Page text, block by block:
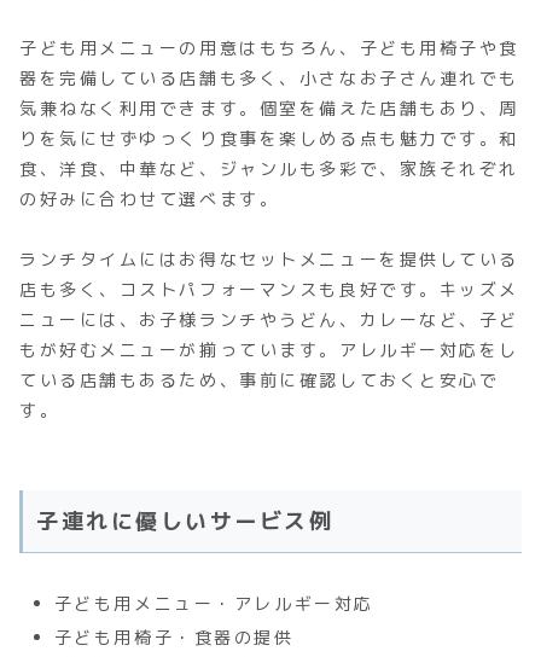
子ども用メニューの用意はもちろん、子ども用椅子や食
器を完備している店舗も多く、小さなお子さん連れでも
気兼ねなく利用できます。個室を備えた店舗もあり、周
りを気にせずゆっくり食事を楽しめる点も魅力です。和
食、洋食、中華など、ジャンルも多彩で、家族それぞれ
の好みに合わせて選べます。
ランチタイムにはお得なセットメニューを提供している
店も多く、コストパフォーマンスも良好です。キッズメ
ニューには、お子様ランチやうどん、カレーなど、子ど
もが好むメニューが揃っています。アレルギー対応をし
ている店舗もあるため、事前に確認しておくと安心で
す。
子連れに優しいサービス例
子ども用メニュー・アレルギー対応
子ども用椅子・食器の提供